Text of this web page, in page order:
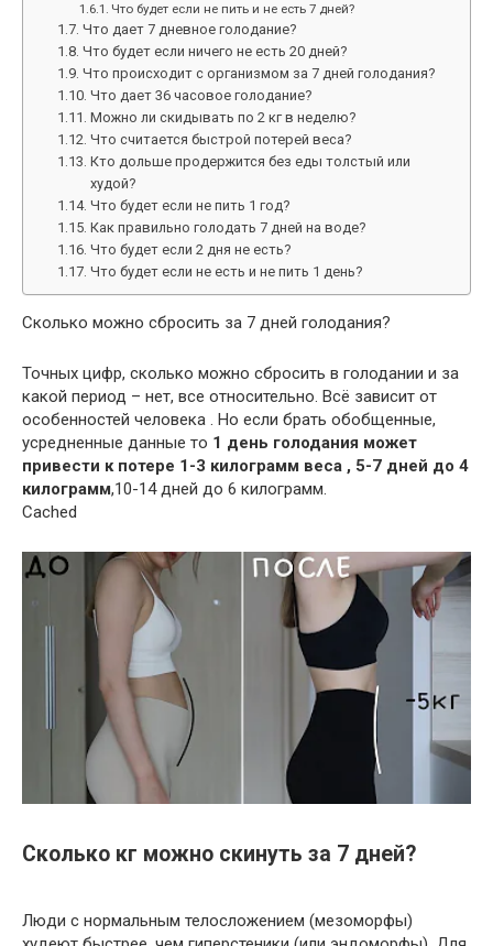
Что будет если не пить и не есть 7 дней?
Что дает 7 дневное голодание?
Что будет если ничего не есть 20 дней?
Что происходит с организмом за 7 дней голодания?
Что дает 36 часовое голодание?
Можно ли скидывать по 2 кг в неделю?
Что считается быстрой потерей веса?
Кто дольше продержится без еды толстый или
худой?
Что будет если не пить 1 год?
Как правильно голодать 7 дней на воде?
Что будет если 2 дня не есть?
Что будет если не есть и не пить 1 день?
Сколько можно сбросить за 7 дней голодания?
Точных цифр, сколько можно сбросить в голодании и за
какой период – нет, все относительно. Всё зависит от
особенностей человека . Но если брать обобщенные,
усредненные данные то 1 день голодания может
привести к потере 1-3 килограмм веса , 5-7 дней до 4
килограмм,10-14 дней до 6 килограмм.
Cached
Сколько кг можно скинуть за 7 дней?
Люди с нормальным телосложением (мезоморфы)